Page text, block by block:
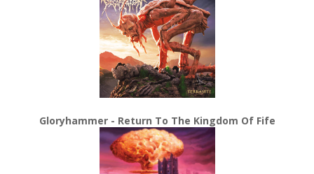
Gloryhammer - Return To The Kingdom Of Fife